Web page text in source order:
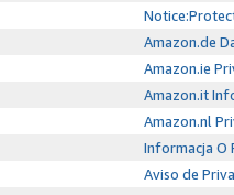
Amazon.de
Amazon.ie
Amazon.it
Amazon.nl
Informacja O
Aviso de